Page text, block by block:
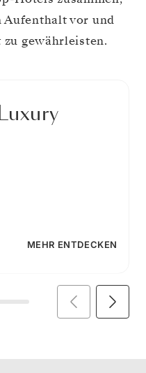
Aufenthalt vor und
gewährleisten.
MEHR ENTDECKEN